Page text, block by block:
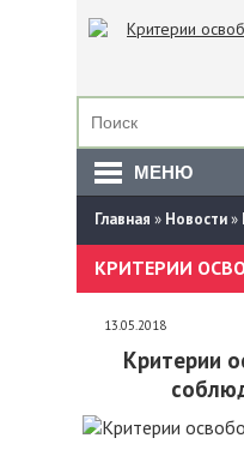
МЕНЮ
Главная » Новости»
13.05.2018
Критерии